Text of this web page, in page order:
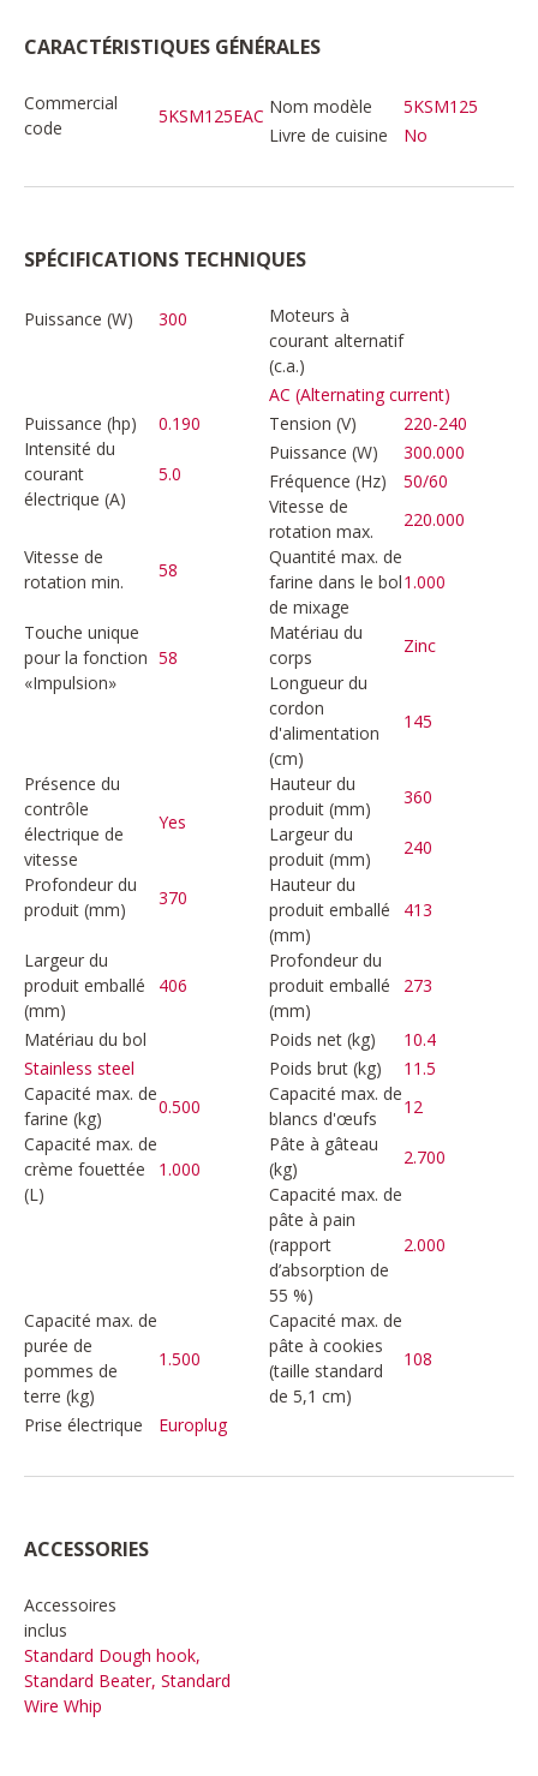
CARACTÉRISTIQUES GÉNÉRALES
Commercial
code
5KSM125EAC Nom modèle
5KSM125
Livre de cuisine
No
SPÉCIFICATIONS TECHNIQUES
Puissance (W) 300
Moteurs à
courant alternatif
(c.a.)
AC (Alternating current)
Puissance (hp)
0.190 Tension (V)
220-240
Intensité du
courant
électrique (A)
5.0
Puissance (W)
300.000
Fréquence (Hz)
50/60
Vitesse de
rotation max.
220.000
Vitesse de
rotation min.
58
Quantité max. de
farine dans le bol
de mixage
1.000
Touche unique
pour la fonction
«Impulsion»
58
Matériau du
corps
Zinc
Longueur du
cordon
d'alimentation
(cm)
145
Présence du
contrôle
électrique de
vitesse
Yes
Hauteur du
produit (mm)
360
Largeur du
produit (mm)
240
Profondeur du
produit (mm)
370
Hauteur du
produit emballé
(mm)
413
Largeur du
produit emballé
(mm)
406
Profondeur du
produit emballé
(mm)
273
Matériau du bol
Stainless steel
Poids net (kg)
10.4
Poids brut (kg)
11.5
Capacité max. de
farine (kg)
0.500
Capacité max. de
blancs d'œufs
12
Capacité max. de
crème fouettée
(L)
1.000
Pâte à gâteau
(kg)
2.700
Capacité max. de
pâte à pain
(rapport
d’absorption de
55 %)
2.000
Capacité max. de
purée de
pommes de
terre (kg)
1.500
Capacité max. de
pâte à cookies
(taille standard
de 5,1 cm)
108
Prise électrique Europlug
ACCESSORIES
Accessoires
inclus
Standard Dough hook,
Standard Beater, Standard
Wire Whip